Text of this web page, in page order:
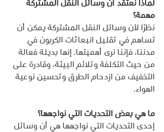
لماذا نعتقد أن وسائل النقل المشتركة
مهمة؟
نظرًا لأن وسائل النقل المشتركة يمكن أن
تساهم في تقليل انبعاثات الكربون في
مدننا، فإننا نرى أهميتها. إنها بديلة فعالة
من حيث التكلفة وتلائم البيئة، وقادرة على
التخفيف من ازدحام الطرق وتحسين نوعية
الهواء.
ما هي بعض التحديات التي نواجهها؟
إحدى التحديات التي نواجهها هي أن وسائل